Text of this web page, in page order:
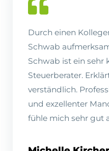
Durch einen
Schwab
Schwab ist ein
Steuerberater.
verständlich.
und exzellenter
fühle mich sehr gut